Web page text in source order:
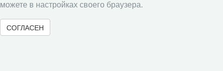
АгроЗооТехника
можете в настройках своего браузера.
СОГЛАСЕН